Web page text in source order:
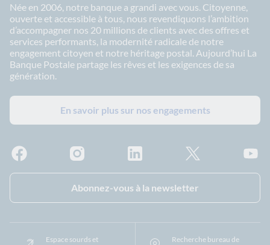
Née en 2006, notre banque a grandi avec vous. Citoyenne,
ouverte et accessible à tous, nous revendiquons l’ambition
d’accompagner nos 20 millions de clients avec des offres et
services performants, la modernité radicale de notre
engagement citoyen et notre héritage postal. Aujourd’hui La
Banque Postale partage les rêves et les exigences de sa
génération.
En savoir plus sur nos engagements
Abonnez-vous à la newsletter
Espace sourds et
Recherche bureau de